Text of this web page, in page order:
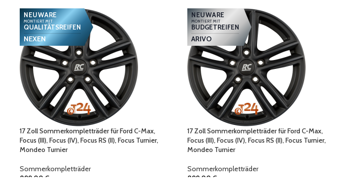
NEUWARE
MONTIERT MIT
QUALITÄTSREIFEN
NEXEN
17 Zoll Sommerkompletträder für Ford C-Max,
Focus (III), Focus (IV), Focus RS (II), Focus Turnier,
Mondeo Turnier
Sommerkompletträder
899,00 €
NEUWARE
MONTIERT MIT
BUDGETREIFEN
ARIVO
17 Zoll Sommerkompletträder für Ford C-Max,
Focus (III), Focus (IV), Focus RS (II), Focus Turnier,
Mondeo Turnier
Sommerkompletträder
899,00 €